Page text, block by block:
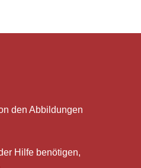
den Abbildungen
Hilfe benötigen,